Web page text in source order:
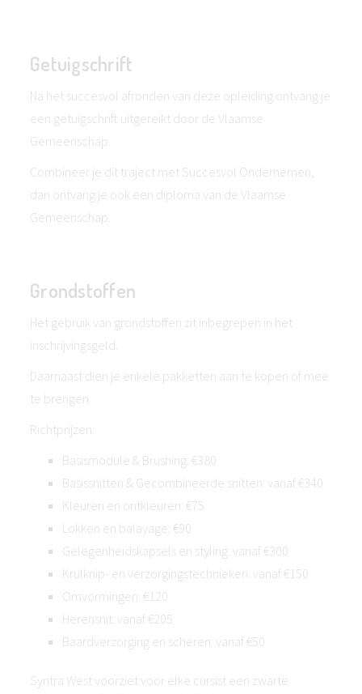
Getuigschrift
Na het succesvol afronden van deze opleiding ontvang je
een getuigschrift uitgereikt door de Vlaamse
Gemeenschap.
Combineer je dit traject met Succesvol Ondernemen,
dan ontvang je ook een diploma van de Vlaamse
Gemeenschap.
Grondstoffen
Het gebruik van grondstoffen zit inbegrepen in het
inschrijvingsgeld.
Daarnaast dien je enkele pakketten aan te kopen of mee
te brengen.
Richtprijzen:
Basismodule & Brushing: €380
Basissnitten & Gecombineerde snitten: vanaf €340
Kleuren en ontkleuren: €75
Lokken en balayage: €90
Gelegenheidskapsels en styling: vanaf €300
Krulknip- en verzorgingstechnieken: vanaf €150
Omvormingen: €120
Herensnit: vanaf €205
Baardverzorging en scheren: vanaf €50
Syntra West voorziet voor elke cursist een zwarte